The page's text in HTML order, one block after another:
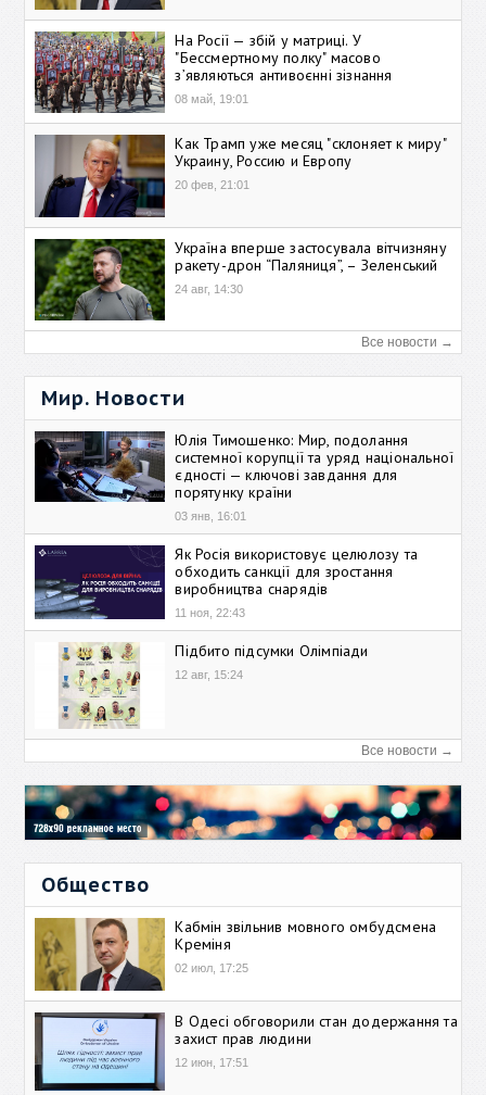
На Росії — збій у матриці. У
"Бессмертному полку" масово
зʼявляються антивоєнні зізнання
08 май, 19:01
Как Трамп уже месяц "склоняет к миру"
Украину, Россию и Европу
20 фев, 21:01
Україна вперше застосувала вітчизняну
ракету-дрон “Паляниця”, – Зеленський
24 авг, 14:30
Все новости →
Мир. Новости
Юлія Тимошенко: Мир, подолання
системної корупції та уряд національної
єдності — ключові завдання для
порятунку країни
03 янв, 16:01
Як Росія використовує целюлозу та
обходить санкції для зростання
виробництва снарядів
11 ноя, 22:43
Підбито підсумки Олімпіади
12 авг, 15:24
Все новости →
Общество
Кабмін звільнив мовного омбудсмена
Креміня
02 июл, 17:25
В Одесі обговорили стан додержання та
захист прав людини
12 июн, 17:51